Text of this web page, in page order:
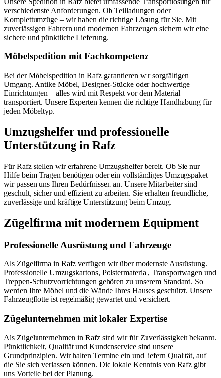
verschiedenste Anforderungen. Ob Teilladungen oder
Komplettumzüge – wir haben die richtige Lösung für Sie. Mit
zuverlässigen Fahrern und modernen Fahrzeugen sichern wir eine
sichere und pünktliche Lieferung.
Möbelspedition mit Fachkompetenz
Bei der Möbelspedition in Rafz garantieren wir sorgfältigen
Umgang. Antike Möbel, Designer-Stücke oder hochwertige
Einrichtungen – alles wird mit Respekt vor dem Material
transportiert. Unsere Experten kennen die richtige Handhabung für
jeden Möbeltyp.
Umzugshelfer und professionelle
Unterstützung in Rafz
Für Rafz stellen wir erfahrene Umzugshelfer bereit. Ob Sie nur
Hilfe beim Tragen benötigen oder ein vollständiges Umzugspaket –
wir passen uns Ihren Bedürfnissen an. Unsere Mitarbeiter sind
geschult, sicher und effizient zu arbeiten. Sie erhalten freundliche,
zuverlässige und kräftige Unterstützung beim Umzug.
Zügelfirma mit modernem Equipment
Professionelle Ausrüstung und Fahrzeuge
Als Zügelfirma in Rafz verfügen wir über modernste Ausrüstung.
Professionelle Umzugskartons, Polstermaterial, Transportwagen und
Treppen-Schutzvorrichtungen gehören zu unserem Standard. So
werden Ihre Möbel und die Wände Ihres Hauses geschützt. Unsere
Fahrzeugflotte ist regelmäßig gewartet und versichert.
Zügelunternehmen mit lokaler Expertise
Als Zügelunternehmen in Rafz sind wir für Zuverlässigkeit bekannt.
Pünktlichkeit, Qualität und Kundenservice sind unsere
Grundprinzipien. Wir halten Termine ein und liefern Qualität, auf
die Sie sich verlassen können. Die lokale Kenntnis von Rafz gibt
uns Vorteile bei der Planung.